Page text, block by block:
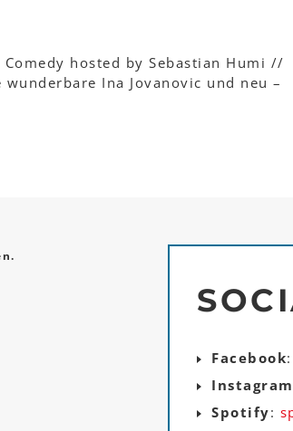
hosted by Sebastian Humi //
Ina Jovanovic und neu –
Facebook:
Instagram
Spotify: